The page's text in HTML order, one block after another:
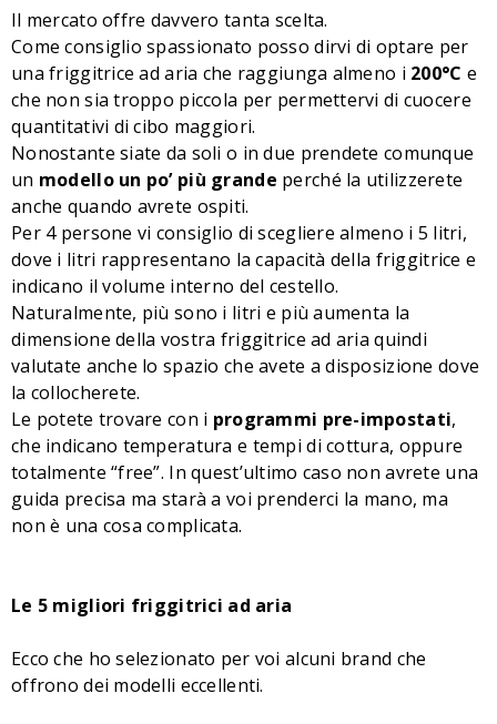
Il mercato offre davvero tanta scelta.
Come consiglio spassionato posso dirvi di optare per
una friggitrice ad aria che raggiunga almeno i 200°C e
che non sia troppo piccola per permettervi di cuocere
quantitativi di cibo maggiori.
Nonostante siate da soli o in due prendete comunque
un modello un po’ più grande perché la utilizzerete
anche quando avrete ospiti.
Per 4 persone vi consiglio di scegliere almeno i 5 litri,
dove i litri rappresentano la capacità della friggitrice e
indicano il volume interno del cestello.
Naturalmente, più sono i litri e più aumenta la
dimensione della vostra friggitrice ad aria quindi
valutate anche lo spazio che avete a disposizione dove
la collocherete.
Le potete trovare con i programmi pre-impostati,
che indicano temperatura e tempi di cottura, oppure
totalmente “free”. In quest’ultimo caso non avrete una
guida precisa ma starà a voi prenderci la mano, ma
non è una cosa complicata.
Le 5 migliori friggitrici ad aria
Ecco che ho selezionato per voi alcuni brand che
offrono dei modelli eccellenti.